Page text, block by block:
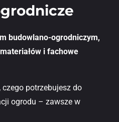
budowlano-ogrodniczym,
i fachowe
potrzebujesz do
ogrodu – zawsze w